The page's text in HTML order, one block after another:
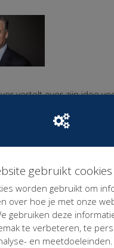
vertelt over zijn idee
van inkomen zonder het
Ga ik regelen
Krakeling Communicatie
Marketing
gebruikt cookies
worden gebruikt om
over hoe je met onze
gebruiken deze
te verbeteren, te
en